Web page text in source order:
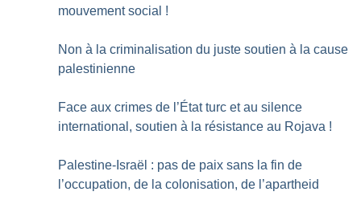
mouvement social !
Non à la criminalisation du juste soutien à la cause
palestinienne
Face aux crimes de l’État turc et au silence
international, soutien à la résistance au Rojava !
Palestine-Israël : pas de paix sans la fin de
l’occupation, de la colonisation, de l’apartheid